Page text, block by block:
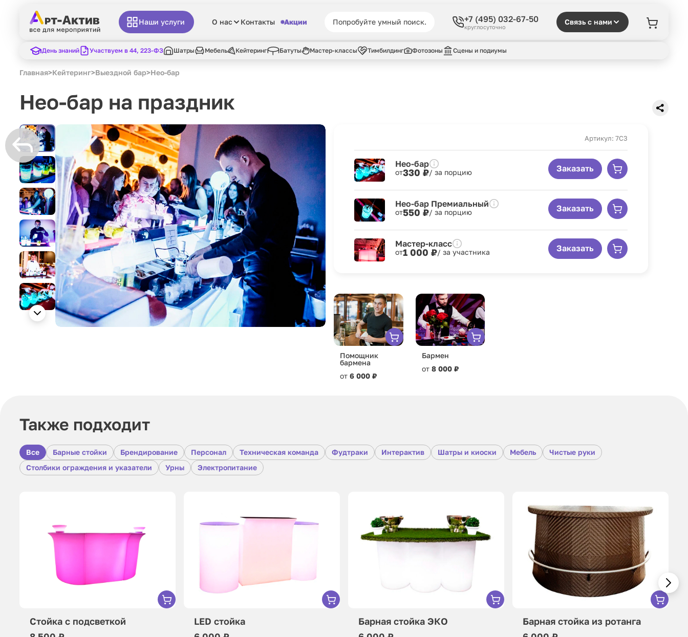
Наши услуги О нас Контакты Акции +7 (495) 032-67-50
круглосуточно
Связь с нами
День знаний Участвуем в 44, 223-ФЗ Шатры Мебель Кейтеринг Батуты Мастер-классы Тимбилдинг Фотозоны Сцены и подиумы
Главная>Кейтеринг>Выездной бар>Нео-бар
Нео-бар на праздник
Артикул: 7C3
Нео-бар
от330 ₽/ за порцию Заказать
Нео-бар Премиальный
от550 ₽/ за порцию Заказать
Мастер-класс
от1 000 ₽/ за участника Заказать
Помощник
бармена
от 6 000 ₽
Бармен
от 8 000 ₽
Также подходит
Все Барные стойки Брендирование Персонал Техническая команда Фудтраки Интерактив Шатры и киоски Мебель
Чистые руки
Столбики ограждения и указатели
Урны Электропитание
Стойка с подсветкой
LED стойка
Барная стойка ЭКО
Барная стойка из ротанга